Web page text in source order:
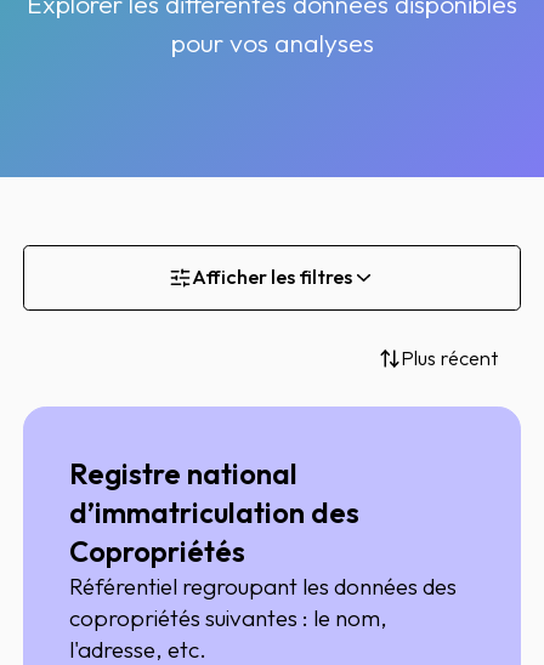
pour vos analyses
Afficher les filtres
Plus récent
Registre national
d’immatriculation des
Copropriétés
Référentiel regroupant les données des
copropriétés suivantes : le nom,
l'adresse, etc.